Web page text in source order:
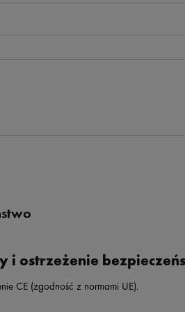
i ostrzeżenie
CE (zgodność z normami UE).